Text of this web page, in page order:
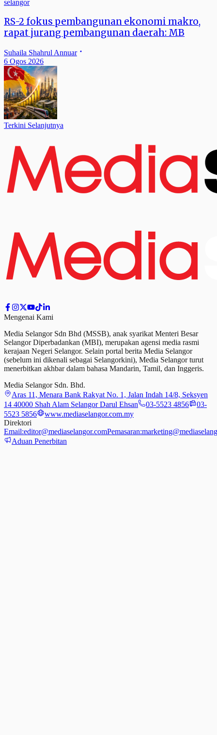
selangor
RS-2 fokus pembangunan ekonomi makro,
rapat jurang pembangunan daerah: MB
Suhaila Shahrul Annuar
6 Ogos 2026
Terkini Selanjutnya
Mengenai Kami
Media Selangor Sdn Bhd (MSSB), anak syarikat Menteri Besar
Selangor Diperbadankan (MBI), merupakan agensi media rasmi
kerajaan Negeri Selangor. Selain portal berita Media Selangor
(sebelum ini dikenali sebagai Selangorkini), Media Selangor turut
menerbitkan akhbar dalam bahasa Mandarin, Tamil, dan Inggeris.
Media Selangor Sdn. Bhd.
Aras 11, Menara Bank Rakyat No. 1, Jalan Indah 14/8, Seksyen
14 40000 Shah Alam Selangor Darul Ehsan
03-5523 4856
03-
5523 5856
www.mediaselangor.com.my
Direktori
Email:editor@mediaselangor.comPemasaran:
Aduan Penerbitan